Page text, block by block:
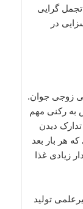
گرایی
در
زوجی جوان.
به رکنی مهم
دیدن
هر بار بعد
زیادی غذا
تولید